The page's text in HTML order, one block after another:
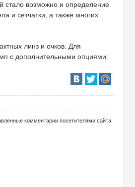
стало возможно и определение
и сетчатки, а также многих
линз и очков. Для
с дополнительными опциями.
комментарии посетителями сайта.